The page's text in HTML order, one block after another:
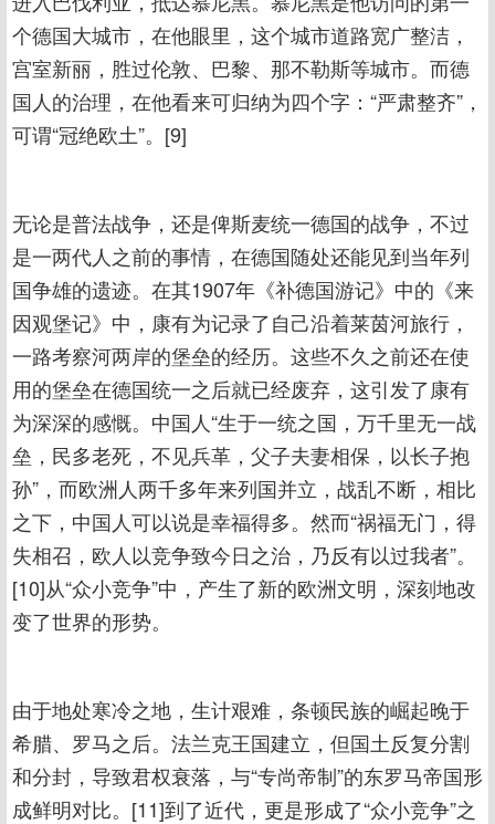
个德国大城市，在他眼里，这个城市道路宽广整洁，
宫室新丽，胜过伦敦、巴黎、那不勒斯等城市。而德
国人的治理，在他看来可归纳为四个字：“严肃整齐”，
可谓“冠绝欧土”。[9]
无论是普法战争，还是俾斯麦统一德国的战争，不过
是一两代人之前的事情，在德国随处还能见到当年列
国争雄的遗迹。在其1907年《补德国游记》中的《来
因观堡记》中，康有为记录了自己沿着莱茵河旅行，
一路考察河两岸的堡垒的经历。这些不久之前还在使
用的堡垒在德国统一之后就已经废弃，这引发了康有
为深深的感慨。中国人“生于一统之国，万千里无一战
垒，民多老死，不见兵革，父子夫妻相保，以长子抱
孙”，而欧洲人两千多年来列国并立，战乱不断，相比
之下，中国人可以说是幸福得多。然而“祸福无门，得
失相召，欧人以竞争致今日之治，乃反有以过我者”。
[10]从“众小竞争”中，产生了新的欧洲文明，深刻地改
变了世界的形势。
由于地处寒冷之地，生计艰难，条顿民族的崛起晚于
希腊、罗马之后。法兰克王国建立，但国土反复分割
和分封，导致君权衰落，与“专尚帝制”的东罗马帝国形
成鲜明对比。[11]到了近代，更是形成了“众小竞争”之